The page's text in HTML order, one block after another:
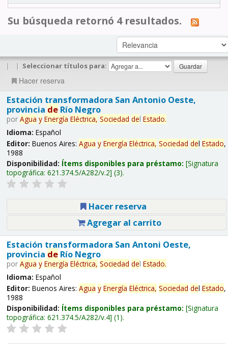
Su búsqueda retornó 4 resultados.
| | Seleccionar títulos para:
Hacer reserva
Estación transformadora San Antonio Oeste,
provincia deRío Negro
por Agua y Energía Eléctrica, Sociedad del Estado.
Idioma: Español
Editor: Buenos Aires: Agua y Energía Eléctrica, Sociedad del Estado,
1988
Disponibilidad: Ítems disponibles para préstamo: Signatura
topográfica: 621.374.5/A282/v.2 (3).
Hacer reserva
Agregar al carrito
Estación transformadora San Antoni Oeste,
provincia deRío Negro
por Agua y Energía Eléctrica, Sociedad del Estado.
Idioma: Español
Editor: Buenos Aires: Agua y Energía Eléctrica, Sociedad del Estado,
1988
Disponibilidad: Ítems disponibles para préstamo: Signatura
topográfica: 621.374.5/A282/v.4 (1).